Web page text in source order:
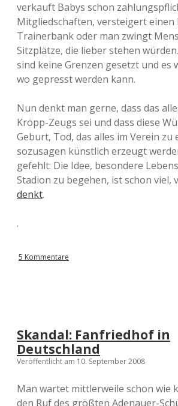
verkauft Babys schon
Mitgliedschaften, versteigert einen
Trainerbank oder man zwingt
Sitzplätze, die lieber stehen
sind keine Grenzen gesetzt und es
wo gepresst werden kann.
Nun denkt man gerne, dass das
Kröpp-Zeugs sei und dass diese
Geburt, Tod, das alles im Verein zu
sozusagen künstlich erzeugt
gefehlt: Die Idee, besondere
Stadion zu begehen, ist schon viel,
denkt.
.
5 Kommentare
Skandal: Fanfriedhof in
Deutschland
Veröffentlicht am 10. September 2008
Man wartet mittlerweile schon wie
den Ruf des größten Adenauer-